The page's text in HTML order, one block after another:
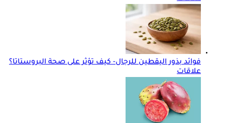
فوائد بذور اليقطين للرجال- كيف تؤثر على صحة البروستاتا؟
علاقات